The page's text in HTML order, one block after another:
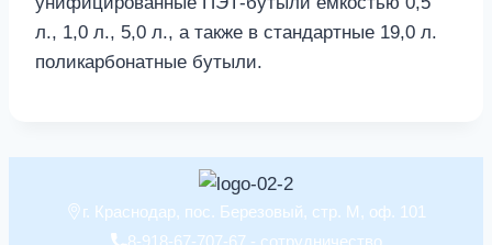
л., 1,0 л., 5,0 л., а также в стандартные 19,0 л.
поликарбонатные бутыли.
г. Краснодар, пос. Березовый, стр. М, оф. 101
8-918-67-707-67 - сотрудничество